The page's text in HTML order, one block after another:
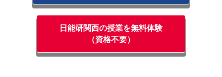
日能研関西の授業を無料体験
（資格不要）